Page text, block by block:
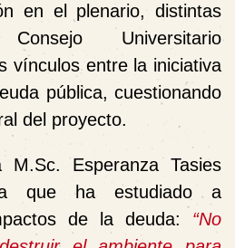
en el plenario, distintas
Universitario
vínculos entre la iniciativa
pública, cuestionando
del proyecto.
Esperanza Tasies
que ha estudiado a
de la deuda: “No